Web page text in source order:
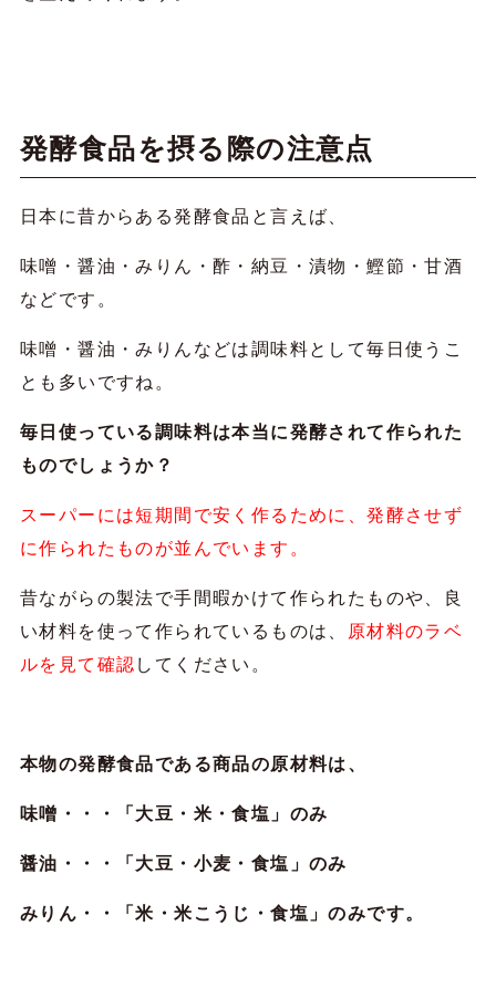
発酵食品を摂る際の注意点
日本に昔からある発酵食品と言えば、
味噌・醤油・みりん・酢・納豆・漬物・鰹節・甘酒
などです。
味噌・醤油・みりんなどは調味料として毎日使うこ
とも多いですね。
毎日使っている調味料は本当に発酵されて作られた
ものでしょうか？
スーパーには短期間で安く作るために、発酵させず
に作られたものが並んでいます。
昔ながらの製法で手間暇かけて作られたものや、良
い材料を使って作られているものは、
原材料のラベ
ルを見て確認 してください。
本物の発酵食品である商品の原材料は、
味噌・・・「大豆・米・食塩」のみ
醤油・・・「大豆・小麦・食塩」のみ
みりん・・「米・米こうじ・食塩」のみです。